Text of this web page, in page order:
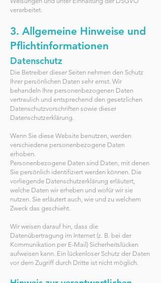
verarbeitet.
3. Allgemeine Hinweise und
Pflichtinformationen
Datenschutz
Die Betreiber dieser Seiten nehmen den Schutz
Ihrer persönlichen Daten sehr ernst. Wir
behandeln Ihre personenbezogenen Daten
vertraulich und entsprechend den gesetzlichen
Datenschutzvorschriften sowie dieser
Datenschutzerklärung.
Wenn Sie diese Website benutzen, werden
verschiedene personenbezogene Daten
erhoben.
Personenbezogene Daten sind Daten, mit denen
Sie persönlich identifiziert werden können. Die
vorliegende Datenschutzerklärung erläutert,
welche Daten wir erheben und wofür wir sie
nutzen. Sie erläutert auch, wie und zu welchem
Zweck das geschieht.
Wir weisen darauf hin, dass die
Datenübertragung im Internet (z. B. bei der
Kommunikation per E-Mail) Sicherheitslücken
aufweisen kann. Ein lückenloser Schutz der Daten
vor dem Zugriff durch Dritte ist nicht möglich.